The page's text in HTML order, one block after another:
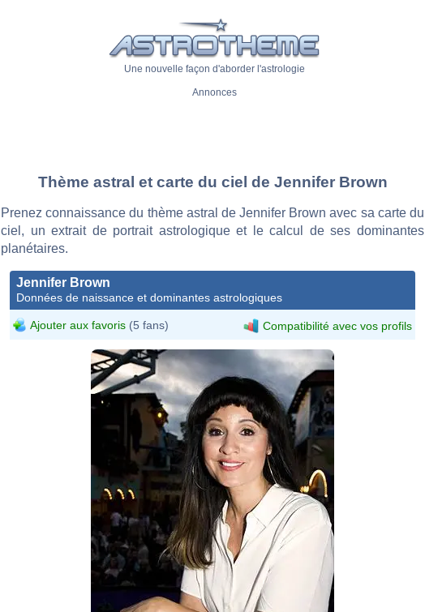
Une nouvelle façon d'aborder l'astrologie
Annonces
Thème astral et carte du ciel de Jennifer Brown
Prenez connaissance du thème astral de Jennifer Brown avec sa carte du
ciel, un extrait de portrait astrologique et le calcul de ses dominantes
planétaires.
Jennifer Brown
Données de naissance et dominantes astrologiques
Ajouter aux favoris (5 fans) Compatibilité avec vos profils